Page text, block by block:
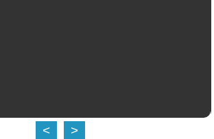
< >